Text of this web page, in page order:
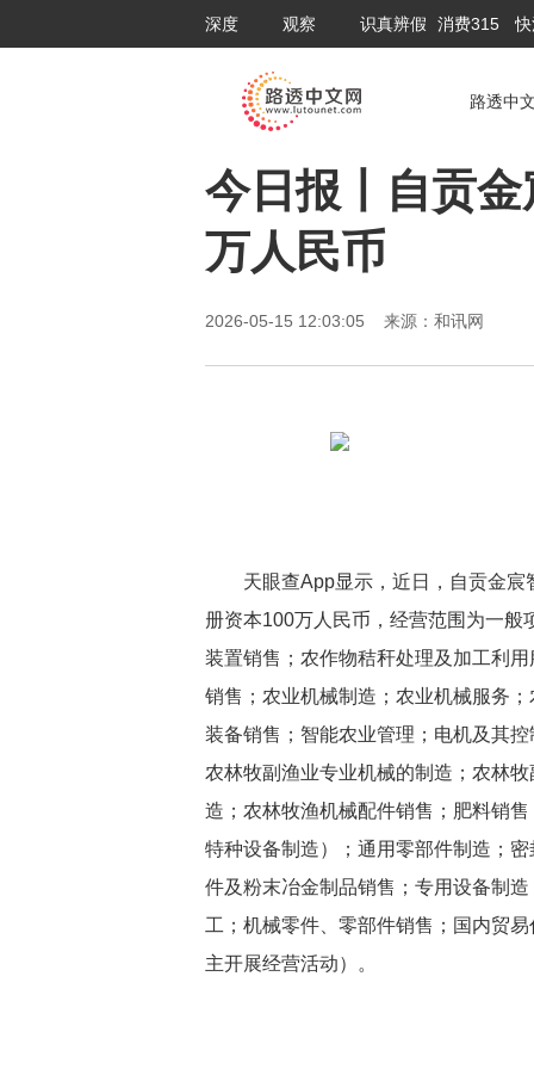
深度 观察 识真辨假 消费315
路透中
今日报丨自贡
万人民币
2026-05-15 12:03:05 来源：和讯网
天眼查App显示，近日，自贡金
册资本100万人民币，经营范围为一
装置销售；农作物秸秆处理及加工利
销售；农业机械制造；农业机械服务
装备销售；智能农业管理；电机及其
农林牧副渔业专业机械的制造；农林
造；农林牧渔机械配件销售；肥料销
特种设备制造）；通用零部件制造；
件及粉末冶金制品销售；专用设备制
工；机械零件、零部件销售；国内贸
主开展经营活动）。